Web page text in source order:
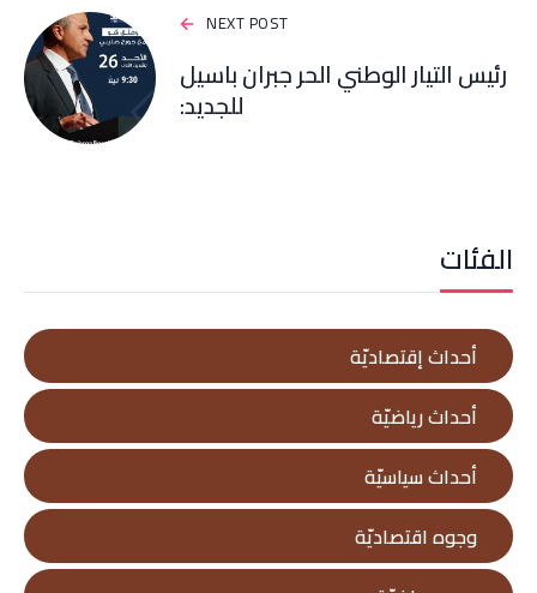
NEXT POST
رئيس التيار الوطني الحر جبران باسيل
للجديد:
الفئات
أحداث إقتصاديّة
أحداث رياضيّة
أحداث سياسيّة
وجوه اقتصاديّة